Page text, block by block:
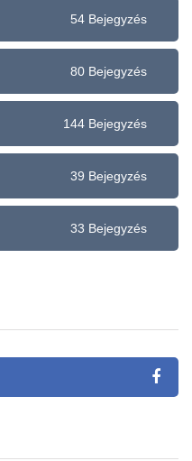
54 Bejegyzés
80 Bejegyzés
144 Bejegyzés
39 Bejegyzés
33 Bejegyzés